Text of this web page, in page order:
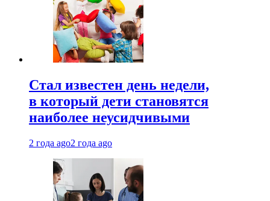
Стал известен день недели,
в который дети становятся
наиболее неусидчивыми
2 года ago2 года ago